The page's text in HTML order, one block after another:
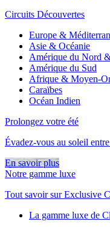
Circuits Découvertes
Europe &
Asie & Océanie
Amérique du Nord
Amérique du Sud
Afrique & Moyen-
Caraïbes
Océan Indien
Prolongez votre été
Évadez-vous au soleil
En savoir plus
Notre gamme luxe
Tout savoir sur Exclusive
La gamme luxe de